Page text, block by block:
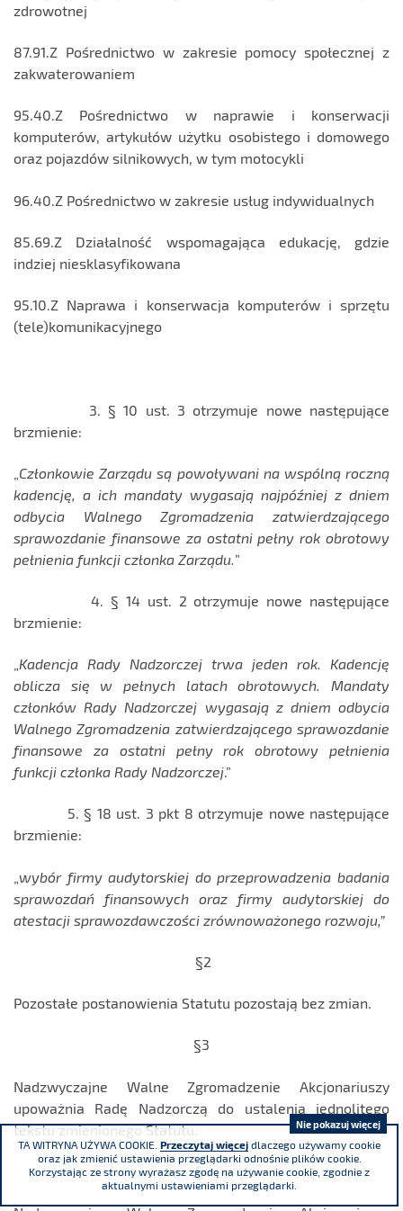
zdrowotnej
87.91.Z Pośrednictwo w zakresie pomocy społecznej z
zakwaterowaniem
95.40.Z Pośrednictwo w naprawie i konserwacji
komputerów, artykułów użytku osobistego i domowego
oraz pojazdów silnikowych, w tym motocykli
96.40.Z Pośrednictwo w zakresie usług indywidualnych
85.69.Z Działalność wspomagająca edukację, gdzie
indziej niesklasyfikowana
95.10.Z Naprawa i konserwacja komputerów i sprzętu
(tele)komunikacyjnego
3. § 10 ust. 3 otrzymuje nowe następujące
brzmienie:
Członkowie Zarządu są powoływani na wspólną roczną
kadencję, a ich mandaty wygasają najpóźniej z dniem
odbycia Walnego Zgromadzenia zatwierdzającego
sprawozdanie finansowe za ostatni pełny rok obrotowy
pełnienia funkcji członka Zarządu. ”
4. § 14 ust. 2 otrzymuje nowe następujące
brzmienie:
Kadencja Rady Nadzorczej trwa jeden rok. Kadencję
oblicza się w pełnych latach obrotowych. Mandaty
członków Rady Nadzorczej wygasają z dniem odbycia
Walnego Zgromadzenia zatwierdzającego sprawozdanie
finansowe za ostatni pełny rok obrotowy pełnienia
funkcji członka Rady Nadzorczej.”
5. § 18 ust. 3 pkt 8 otrzymuje nowe następujące
brzmienie:
wybór firmy audytorskiej do przeprowadzenia badania
sprawozdań finansowych oraz firmy audytorskiej do
atestacji sprawozdawczości zrównoważonego rozwoju,”
§2
Pozostałe postanowienia Statutu pozostają bez zmian.
§3
Nadzwyczajne Walne Zgromadzenie Akcjonariuszy
upoważnia Radę Nadzorczą do ustalenia jednolitego
tekstu zmienionego Statutu.
§4
TA WITRYNA UŻYWA COOKIE. Przeczytaj więcej dlaczego używamy cookie
oraz jak zmienić ustawienia przeglądarki odnośnie plików cookie.
Korzystając ze strony wyrażasz zgodę na używanie cookie, zgodnie z
aktualnymi ustawieniami przeglądarki.
Nie pokazuj więcej